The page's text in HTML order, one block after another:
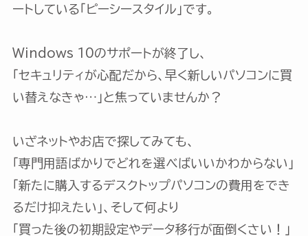
ートしている「ピーシースタイル」です。
Windows 10のサポートが終了し、
「セキュリティが心配だから、早く新しいパソコンに買
い替えなきゃ…」と焦っていませんか？
いざネットやお店で探してみても、
「専門用語ばかりでどれを選べばいいかわからない」
「新たに購入するデスクトップパソコンの費用をでき
るだけ抑えたい」、そして何より
「買った後の初期設定やデータ移行が面倒くさい！」